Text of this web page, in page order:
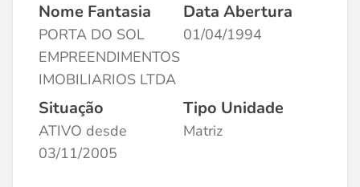
Nome Fantasia
PORTA DO SOL
EMPREENDIMENTOS
IMOBILIARIOS LTDA
Data Abertura
01/04/1994
Situação
ATIVO desde
03/11/2005
Tipo Unidade
Matriz